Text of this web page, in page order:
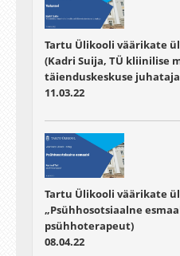
Tartu Ülikooli väärikate
(Kadri Suija, TÜ kliinilise
täienduskeskuse
11.03.22
Tartu Ülikooli väärikate
„Psühhosotsiaalne
psühhoterapeut)
08.04.22